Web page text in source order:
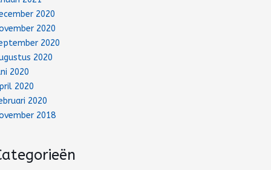
2020
2020
2020
2020
2020
2020
2020
2018